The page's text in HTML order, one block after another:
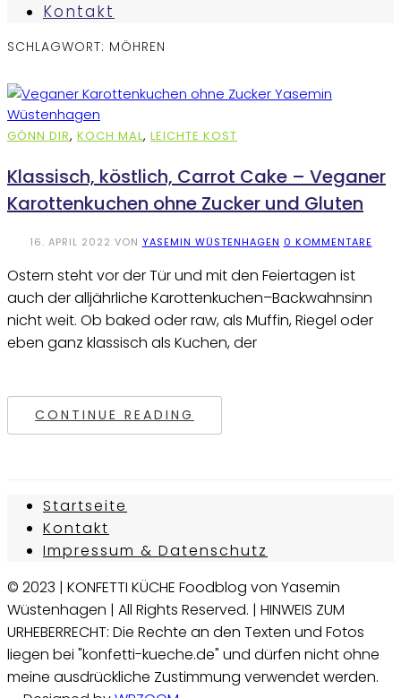
Kontakt
SCHLAGWORT: MÖHREN
GÖNN DIR, KOCH MAL, LEICHTE KOST
Klassisch, köstlich, Carrot Cake – Veganer
Karottenkuchen ohne Zucker und Gluten
16. APRIL 2022 VON YASEMIN WÜSTENHAGEN 0 KOMMENTARE
Ostern steht vor der Tür und mit den Feiertagen ist
auch der alljährliche Karottenkuchen–Backwahnsinn
nicht weit. Ob baked oder raw, als Muffin, Riegel oder
eben ganz klassisch als Kuchen, der
CONTINUE READING
Startseite
Kontakt
Impressum & Datenschutz
© 2023 | KONFETTI KÜCHE Foodblog von Yasemin
Wüstenhagen | All Rights Reserved. | HINWEIS ZUM
URHEBERRECHT: Die Rechte an den Texten und Fotos
liegen bei "konfetti-kueche.de" und dürfen nicht ohne
meine ausdrückliche Zustimmung verwendet werden.